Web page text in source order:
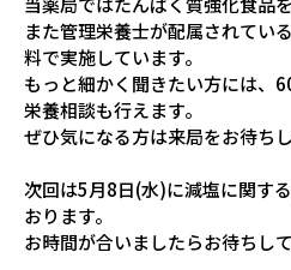
また管理栄養士が配属されてい
料で実施しています。
もっと細かく聞きたい方には、
栄養相談も行えます。
ぜひ気になる方は来局をお待ち
次回は5月8日(水)に減塩に関す
おります。
お時間が合いましたらお待ちして